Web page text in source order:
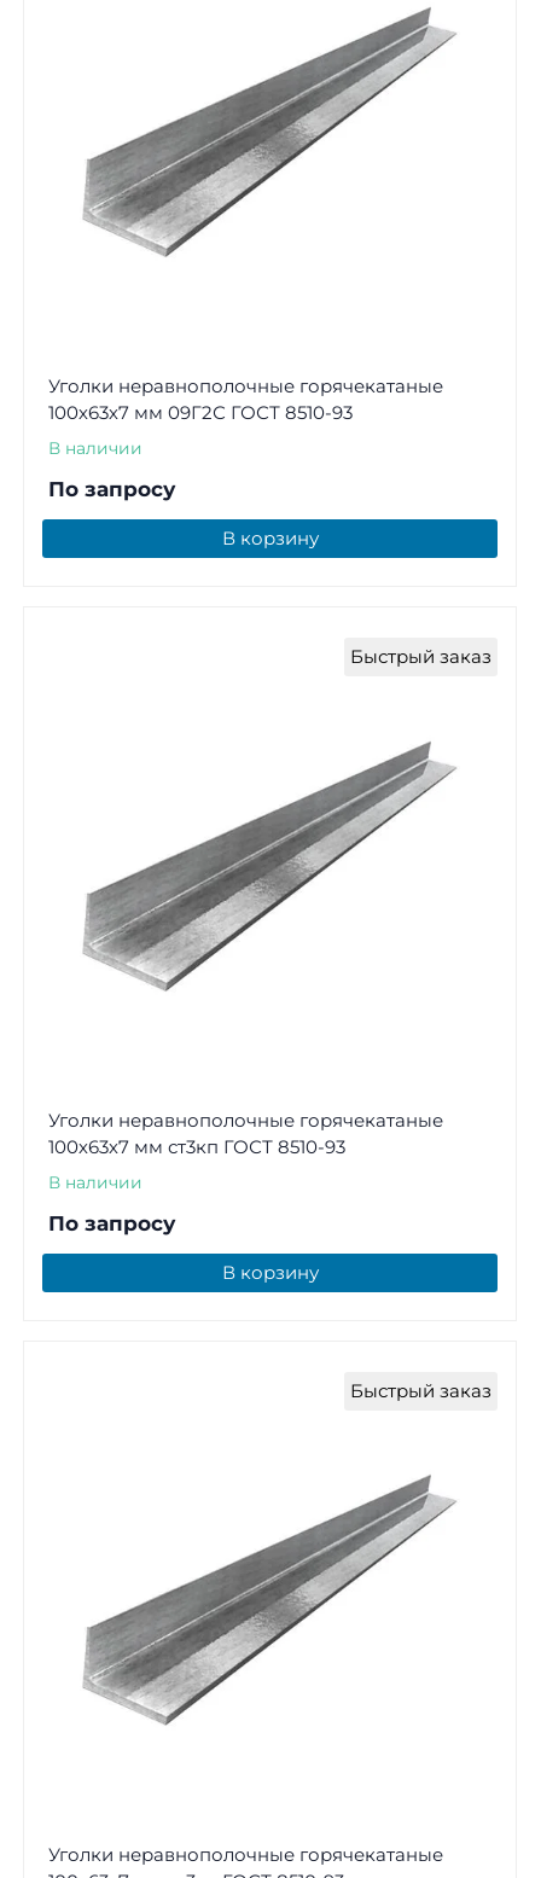
Уголки неравнополочные горячекатаные
100х63х7 мм 09Г2С ГОСТ 8510-93
В наличии
По запросу
В корзину
Быстрый заказ
Уголки неравнополочные горячекатаные
100х63х7 мм ст3кп ГОСТ 8510-93
В наличии
По запросу
В корзину
Быстрый заказ
Уголки неравнополочные горячекатаные